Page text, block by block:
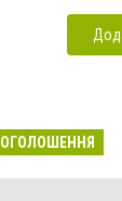
ОГОЛОШЕННЯ